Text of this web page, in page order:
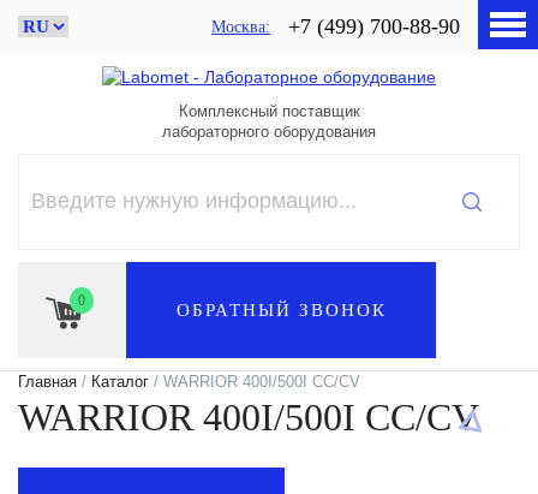
Москва +7 (499) 700-88-90
Комплексный поставщик
лабораторного оборудования
0 ОБРАТНЫЙ ЗВОНОК
Главная / Каталог / WARRIOR 400I/500I CC/CV
WARRIOR 400I/500I CC/CV